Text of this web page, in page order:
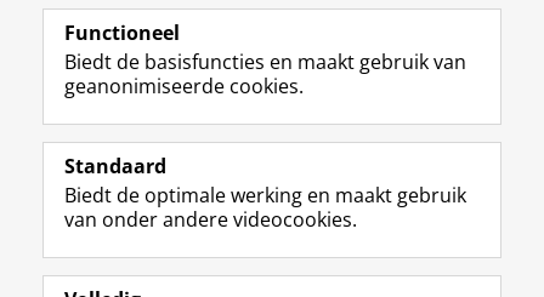
Volg de RUG
F
a
e
b
o
L
i
k
e
I
R
S
-
f
e
I
n
t
r
Y
o
T
e
Studiekiezers
Functioneel
Biedt de basisfuncties en maakt gebruik van
geanonimiseerde cookies.
Standaard
Biedt de optimale werking en maakt gebruik
van onder andere videocookies.